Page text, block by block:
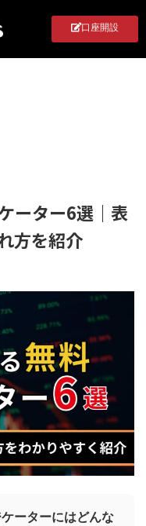
口座開設
ーター6選｜表
方を紹介
ーターにはどんな